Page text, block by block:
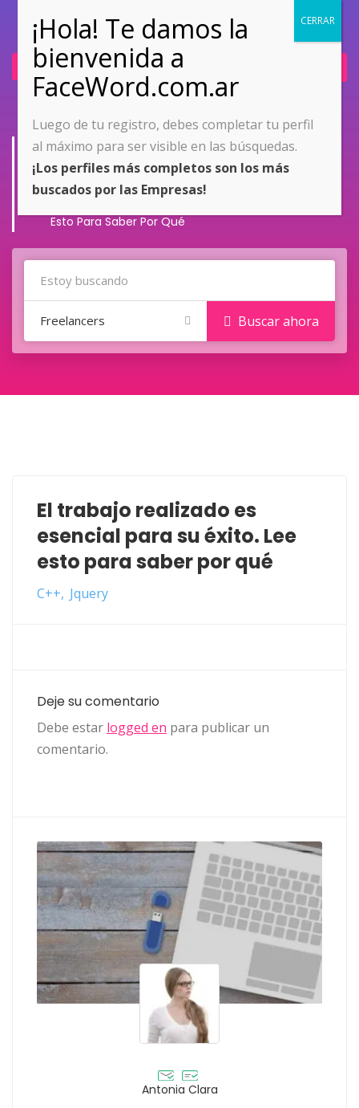
Ingresar
Portfolio Detail
Home
El Trabajo Realizado Es Esencial Para Su Éxito. Lee
Esto Para Saber Por Qué
Freelancers Buscar ahora
El trabajo realizado es
esencial para su éxito. Lee
esto para saber por qué
C++ Jquery
Deje su comentario
Debe estar logged en para publicar un
comentario.
Antonia Clara
Luego de tu registro, debes completar tu perfil
al máximo para ser visible en las búsquedas.
¡Los perfiles más completos son los más
buscados por las Empresas!